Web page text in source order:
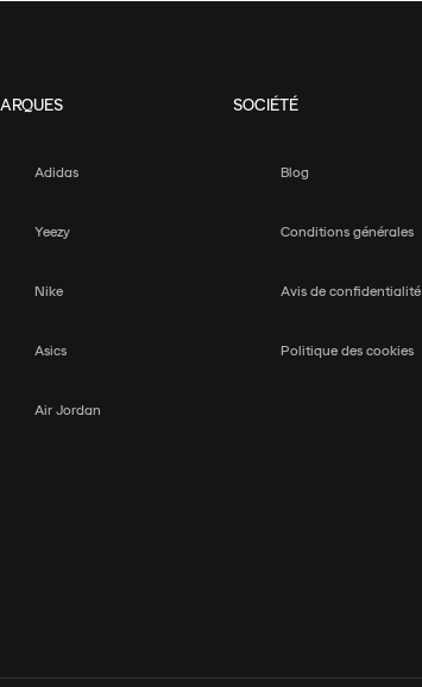
Adidas
Yeezy
Nike
Asics
Air Jordan
SOCIÉTÉ
Blog
Conditions générales
Avis de confidentialité
Politique des cookies